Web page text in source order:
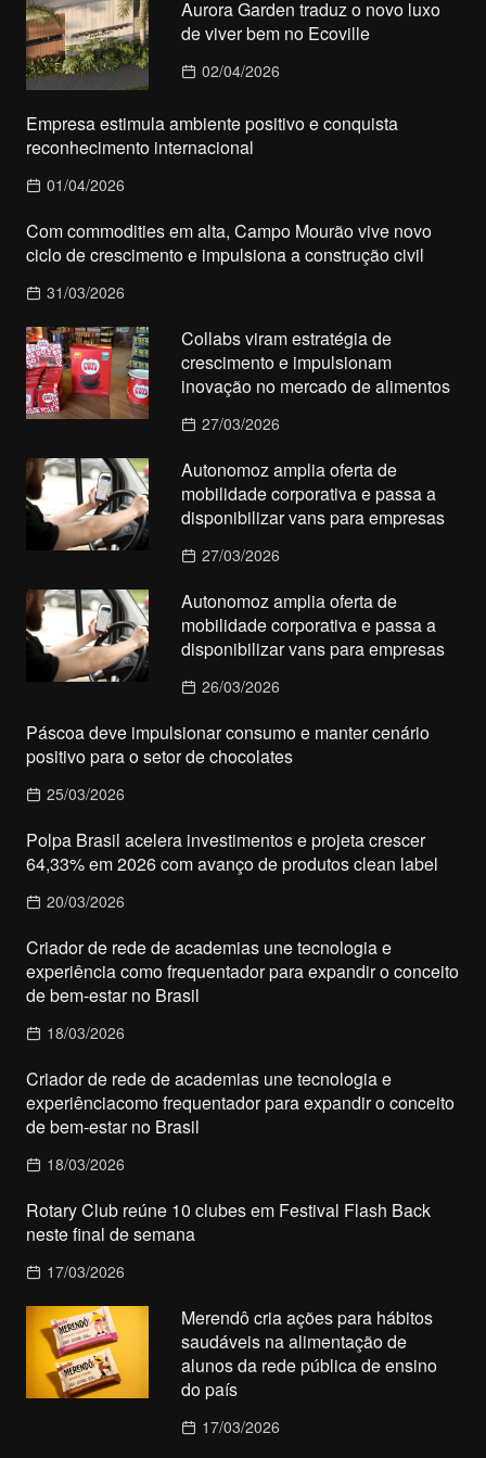
Aurora Garden traduz o novo luxo
de viver bem no Ecoville
02/04/2026
Empresa estimula ambiente positivo e conquista
reconhecimento internacional
01/04/2026
Com commodities em alta, Campo Mourão vive novo
ciclo de crescimento e impulsiona a construção civil
31/03/2026
Collabs viram estratégia de
crescimento e impulsionam
inovação no mercado de alimentos
27/03/2026
Autonomoz amplia oferta de
mobilidade corporativa e passa a
disponibilizar vans para empresas
27/03/2026
Autonomoz amplia oferta de
mobilidade corporativa e passa a
disponibilizar vans para empresas
26/03/2026
Páscoa deve impulsionar consumo e manter cenário
positivo para o setor de chocolates
25/03/2026
Polpa Brasil acelera investimentos e projeta crescer
64,33% em 2026 com avanço de produtos clean label
20/03/2026
Criador de rede de academias une tecnologia e
experiência como frequentador para expandir o conceito
de bem-estar no Brasil
18/03/2026
Criador de rede de academias une tecnologia e
experiênciacomo frequentador para expandir o conceito
de bem-estar no Brasil
18/03/2026
Rotary Club reúne 10 clubes em Festival Flash Back
neste final de semana
17/03/2026
Merendô cria ações para hábitos
saudáveis na alimentação de
alunos da rede pública de ensino
do país
17/03/2026